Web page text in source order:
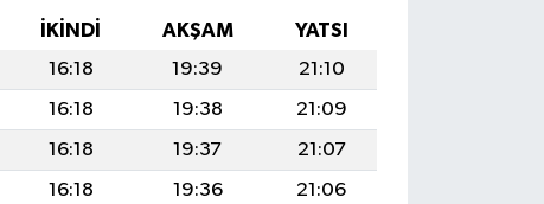
İKINDI AKŞAM
YATSI
16:18 19:39
21:10
16:18 19:38
21:09
16:18 19:37
21:07
16:18 19:36
21:06